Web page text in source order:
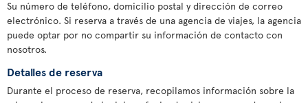
Su número de teléfono, domicilio postal y dirección de correo
electrónico. Si reserva a través de una agencia de viajes, la agencia
puede optar por no compartir su información de contacto con
nosotros.
Detalles de reserva
Durante el proceso de reserva, recopilamos información sobre la